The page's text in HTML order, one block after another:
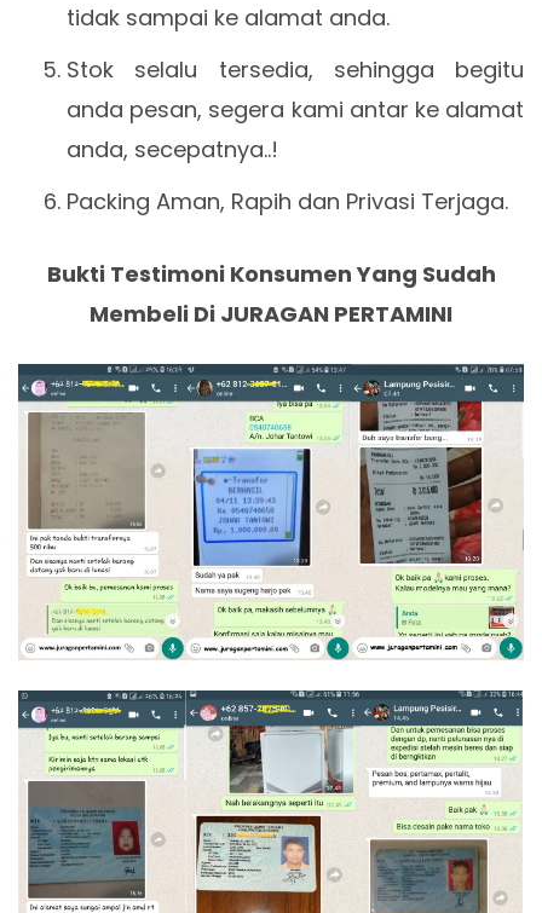
tidak sampai ke alamat anda.
Stok selalu tersedia, sehingga begitu
anda pesan, segera kami antar ke alamat
anda, secepatnya..!
Packing Aman, Rapih dan Privasi Terjaga.
Bukti Testimoni Konsumen Yang Sudah
Membeli Di JURAGAN PERTAMINI